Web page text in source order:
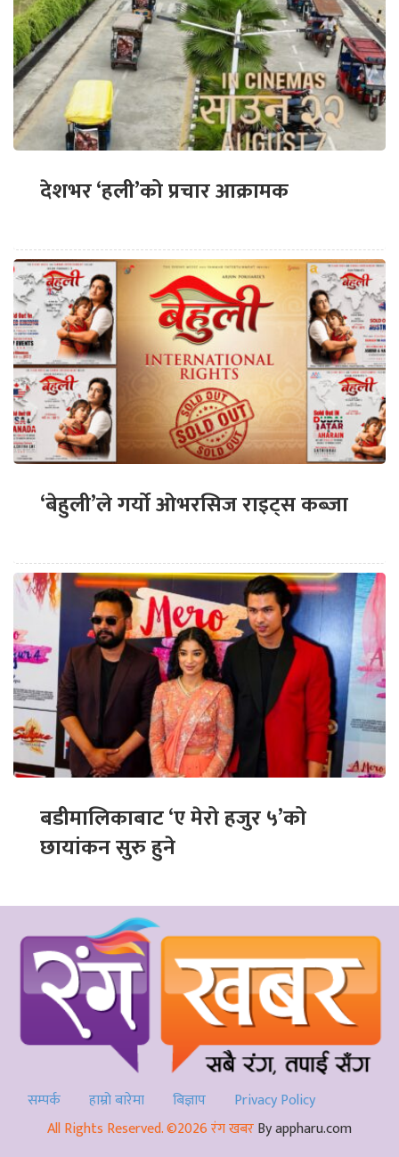
देशभर ‘हली’को प्रचार आक्रामक
‘बेहुली’ले गर्यो ओभरसिज राइट्स कब्जा
बडीमालिकाबाट ‘ए मेरो हजुर ५’को
छायांकन सुरु हुने
सम्पर्क हाम्रो बारेमा बिज्ञाप
Privacy Policy
All Rights Reserved. ©2026 रंग खबरBy appharu.com